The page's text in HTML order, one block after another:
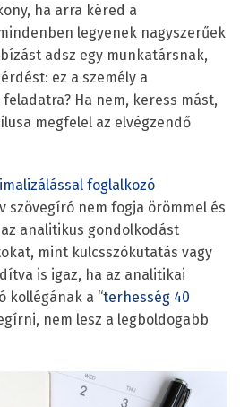
ha arra kéred a
legyenek nagyszerűek
adsz egy munkatársnak,
ez a személy a
Ha nem, keress mást,
megfelel az elvégzendő
foglalkozó
szövegíró nem fogja örömmel és
analitikus gondolkodást
mint kulcsszókutatás vagy
is igaz, ha az analitikai
kollégának a “terhesség 40
nem lesz a legboldogabb